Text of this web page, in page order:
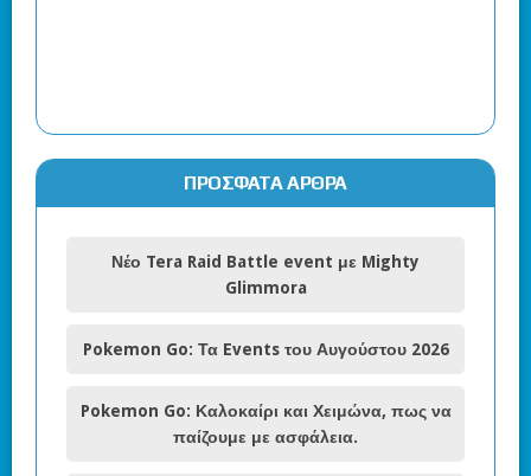
ΠΡΌΣΦΑΤΑ ΆΡΘΡΑ
Νέο Tera Raid Battle event με Mighty
Glimmora
Pokemon Go: Τα Events του Αυγούστου 2026
Pokemon Go: Καλοκαίρι και Χειμώνα, πως να
παίζουμε με ασφάλεια.